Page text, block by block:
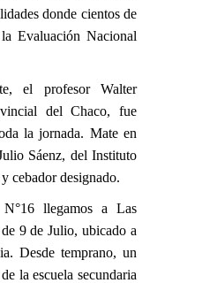
donde cientos de
Evaluación Nacional
el profesor Walter
del Chaco, fue
la jornada. Mate en
Sáenz, del Instituto
cebador designado.
llegamos a Las
9 de Julio, ubicado a
Desde temprano, un
la escuela secundaria